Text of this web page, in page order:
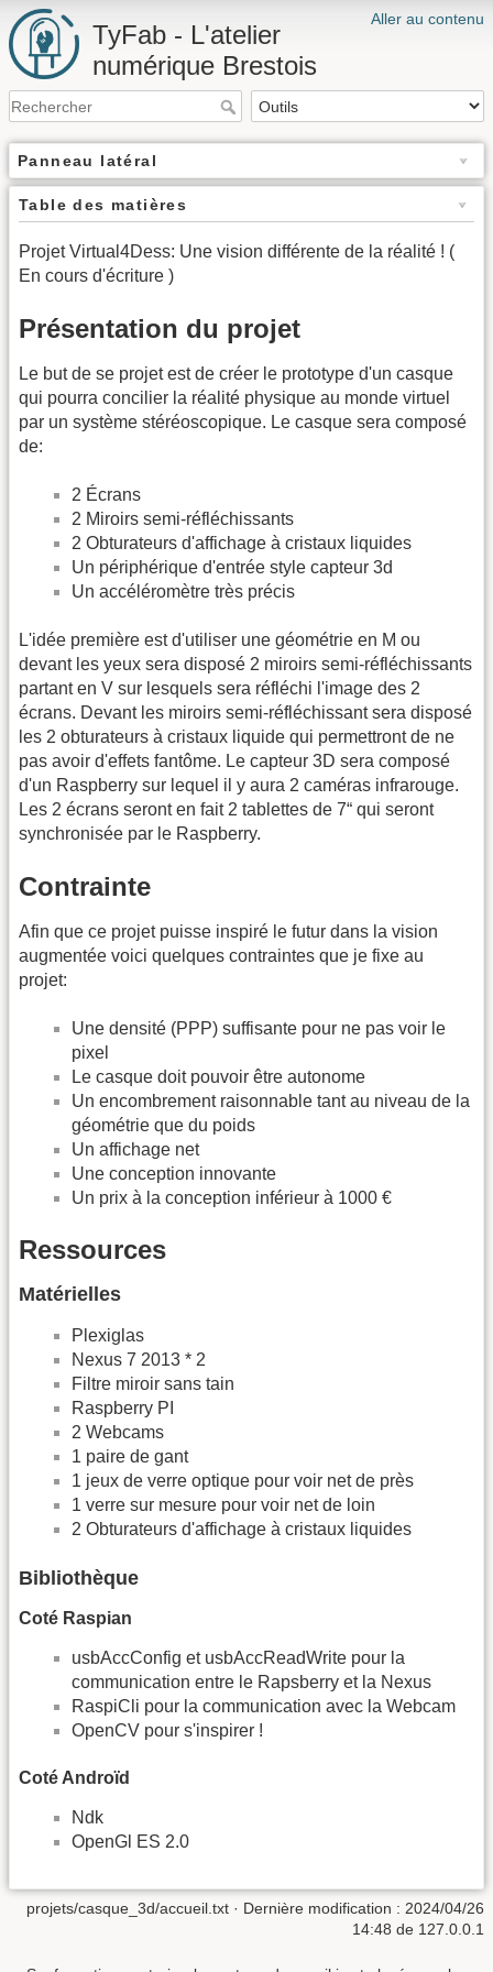
Aller au contenu
TyFab - L'atelier
numérique Brestois
Panneau latéral
Table des matières
Projet Virtual4Dess: Une vision différente de la réalité ! (
En cours d'écriture )
Présentation du projet
Le but de se projet est de créer le prototype d'un casque
qui pourra concilier la réalité physique au monde virtuel
par un système stéréoscopique. Le casque sera composé
de:
2 Écrans
2 Miroirs semi-réfléchissants
2 Obturateurs d'affichage à cristaux liquides
Un périphérique d'entrée style capteur 3d
Un accéléromètre très précis
L'idée première est d'utiliser une géométrie en M ou
devant les yeux sera disposé 2 miroirs semi-réfléchissants
partant en V sur lesquels sera réfléchi l'image des 2
écrans. Devant les miroirs semi-réfléchissant sera disposé
les 2 obturateurs à cristaux liquide qui permettront de ne
pas avoir d'effets fantôme. Le capteur 3D sera composé
d'un Raspberry sur lequel il y aura 2 caméras infrarouge.
Les 2 écrans seront en fait 2 tablettes de 7“ qui seront
synchronisée par le Raspberry.
Contrainte
Afin que ce projet puisse inspiré le futur dans la vision
augmentée voici quelques contraintes que je fixe au
projet:
Une densité (PPP) suffisante pour ne pas voir le
pixel
Le casque doit pouvoir être autonome
Un encombrement raisonnable tant au niveau de la
géométrie que du poids
Un affichage net
Une conception innovante
Un prix à la conception inférieur à 1000 €
Ressources
Matérielles
Plexiglas
Nexus 7 2013 * 2
Filtre miroir sans tain
Raspberry PI
2 Webcams
1 paire de gant
1 jeux de verre optique pour voir net de près
1 verre sur mesure pour voir net de loin
2 Obturateurs d'affichage à cristaux liquides
Bibliothèque
Coté Raspian
usbAccConfig et usbAccReadWrite pour la
communication entre le Rapsberry et la Nexus
RaspiCli pour la communication avec la Webcam
OpenCV pour s'inspirer !
Coté Androïd
Ndk
OpenGl ES 2.0
projets/casque_3d/accueil.txt · Dernière modification : 2024/04/26
14:48 de 127.0.0.1